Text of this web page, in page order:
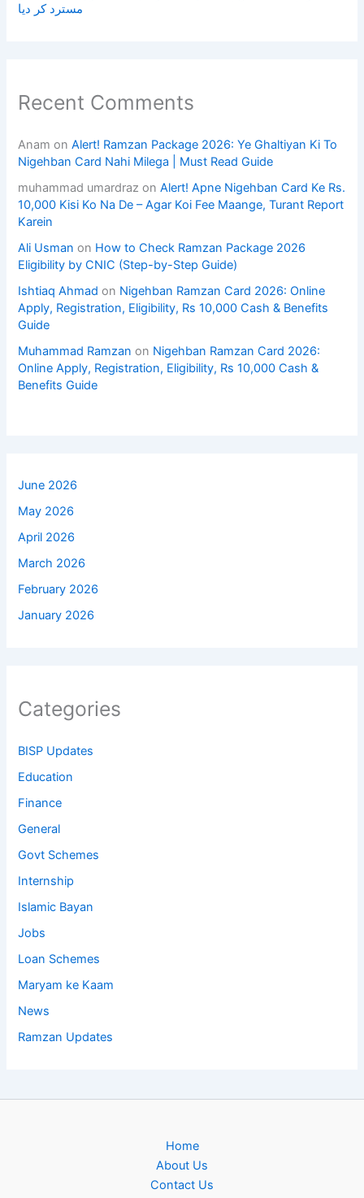
مسترد کر دیا
Recent Comments
Anam onAlert! Ramzan Package 2026: Ye Ghaltiyan Ki To
Nigehban Card Nahi Milega | Must Read Guide
muhammad umardraz onAlert! Apne Nigehban Card Ke Rs.
10,000 Kisi Ko Na De – Agar Koi Fee Maange, Turant Report
Karein
Ali Usman on How to Check Ramzan Package 2026
Eligibility by CNIC (Step-by-Step Guide)
Ishtiaq Ahmad on Nigehban Ramzan Card 2026: Online
Apply, Registration, Eligibility, Rs 10,000 Cash & Benefits
Guide
Muhammad Ramzan on Nigehban Ramzan Card 2026:
Online Apply, Registration, Eligibility, Rs 10,000 Cash &
Benefits Guide
June 2026
May 2026
April 2026
March 2026
February 2026
January 2026
Categories
BISP Updates
Education
Finance
General
Govt Schemes
Internship
Islamic Bayan
Jobs
Loan Schemes
Maryam ke Kaam
News
Ramzan Updates
Home
About Us
Contact Us